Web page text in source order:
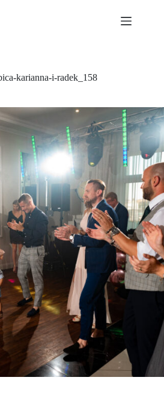
karianna-i-radek_158